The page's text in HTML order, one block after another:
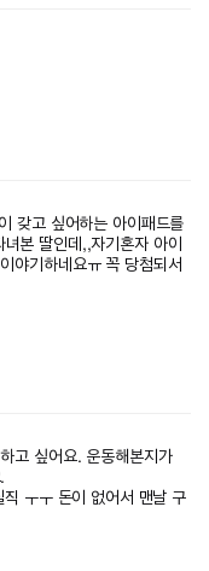
갖고 싶어하는 아이패드를
본 딸인데,,자기혼자 아이
야기하네요ㅠ 꼭 당첨되서
고 싶어요. 운동해본지가
ㅜㅜ 돈이 없어서 맨날 구